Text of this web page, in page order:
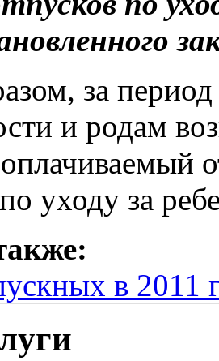
за
и родам
уходу за
в 2011